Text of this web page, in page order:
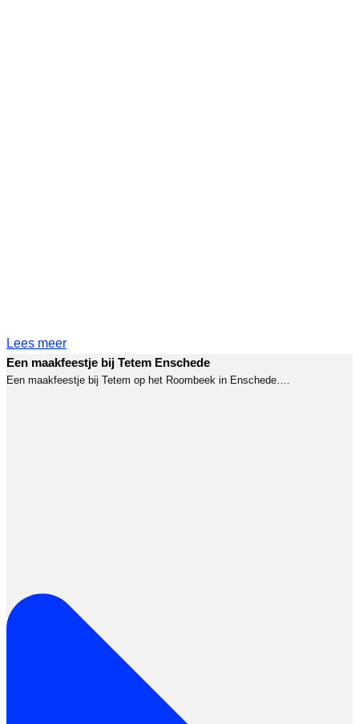
Lees meer
Een maakfeestje bij Tetem Enschede
Een maakfeestje bij Tetem op het Roombeek in Enschede….